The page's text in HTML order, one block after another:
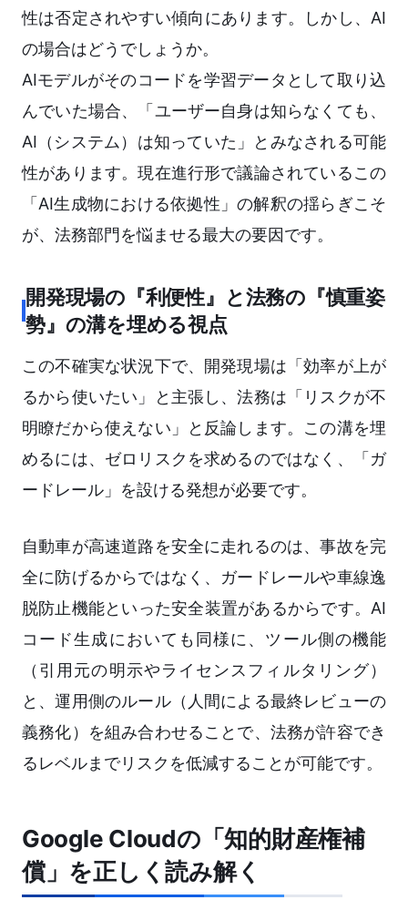
性は否定されやすい傾向にあります。しかし、AI
の場合はどうでしょうか。
AIモデルがそのコードを学習データとして取り込
んでいた場合、「ユーザー自身は知らなくても、
AI（システム）は知っていた」とみなされる可能
性があります。現在進行形で議論されているこの
「AI生成物における依拠性」の解釈の揺らぎこそ
が、法務部門を悩ませる最大の要因です。
開発現場の『利便性』と法務の『慎重姿
勢』の溝を埋める視点
この不確実な状況下で、開発現場は「効率が上が
るから使いたい」と主張し、法務は「リスクが不
明瞭だから使えない」と反論します。この溝を埋
めるには、ゼロリスクを求めるのではなく、「ガ
ードレール」を設ける発想が必要です。
自動車が高速道路を安全に走れるのは、事故を完
全に防げるからではなく、ガードレールや車線逸
脱防止機能といった安全装置があるからです。AI
コード生成においても同様に、ツール側の機能
（引用元の明示やライセンスフィルタリング）
と、運用側のルール（人間による最終レビューの
義務化）を組み合わせることで、法務が許容でき
るレベルまでリスクを低減することが可能です。
Google Cloudの「知的財産権補
償」を正しく読み解く